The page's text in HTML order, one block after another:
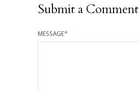
Submit a Comment
MESSAGE*